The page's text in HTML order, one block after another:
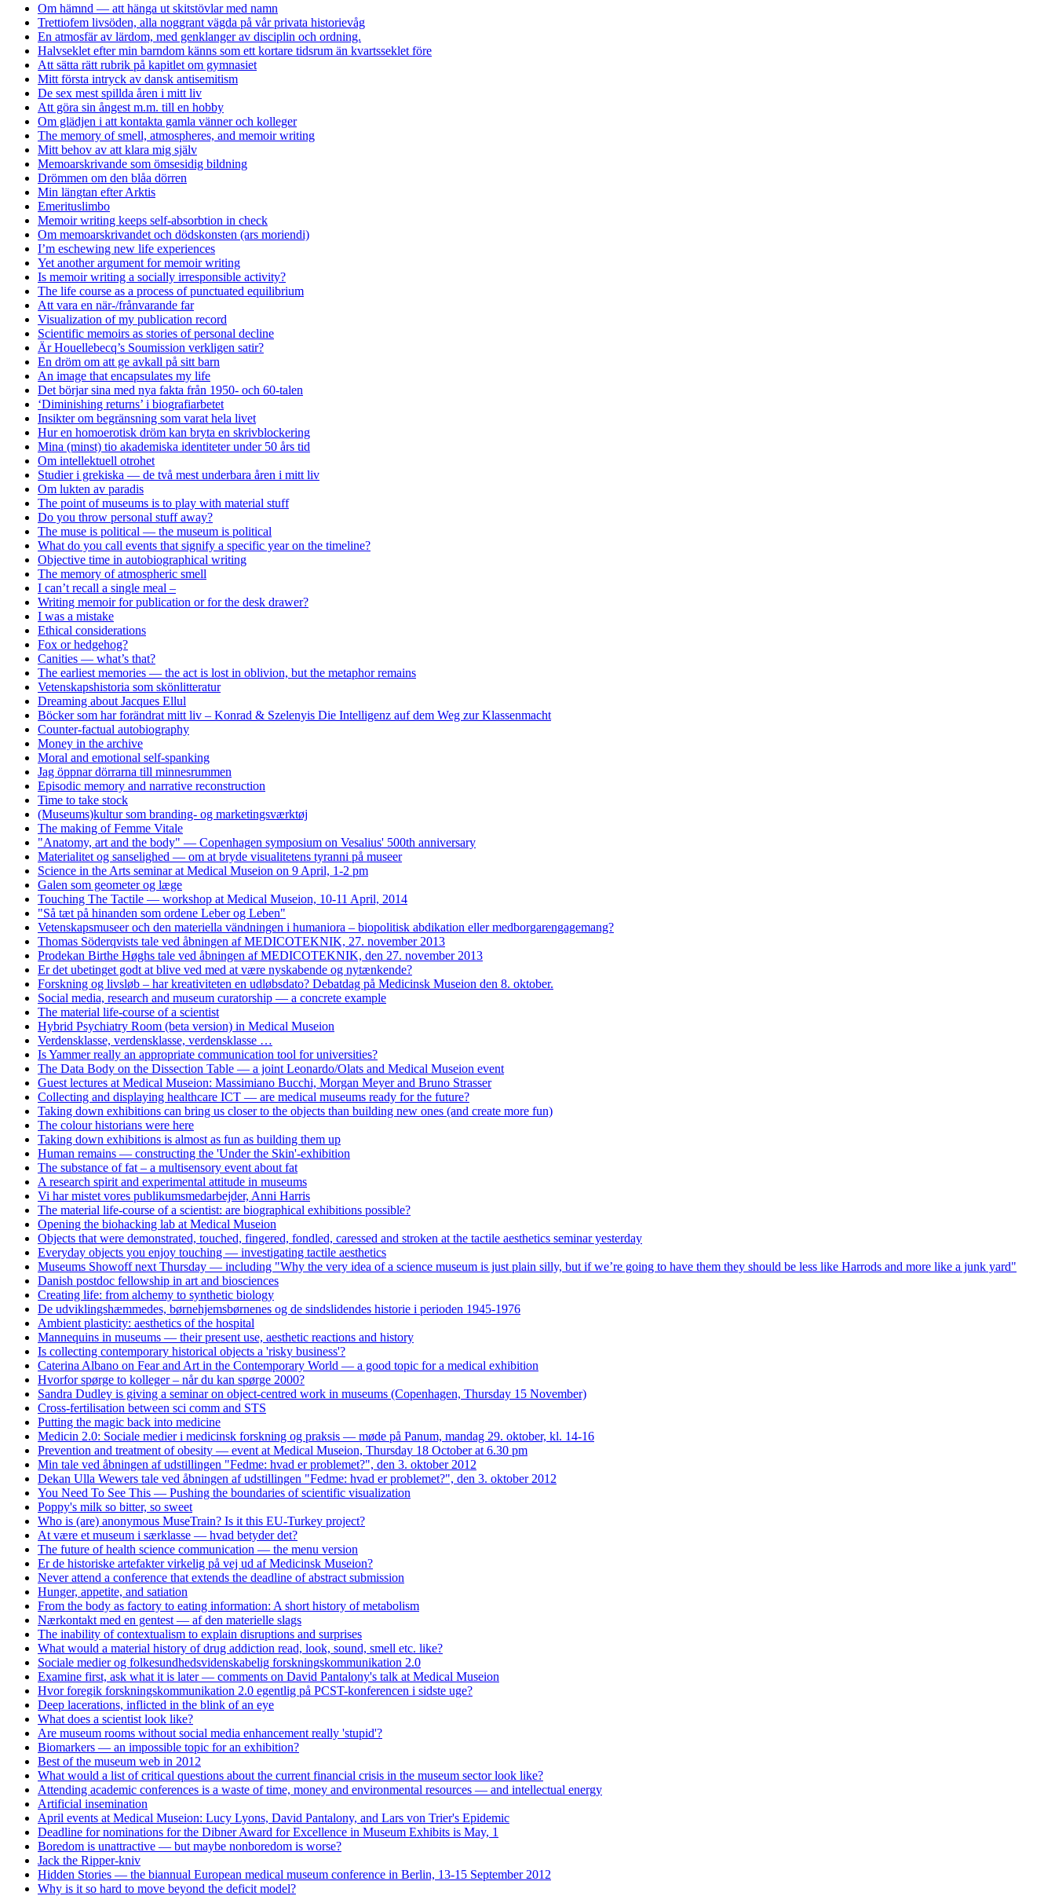
Om hämnd — att hänga ut skitstövlar med namn
Trettiofem livsöden, alla noggrant vägda på vår privata historievåg
En atmosfär av lärdom, med genklanger av disciplin och ordning.
Halvseklet efter min barndom känns som ett kortare tidsrum än kvartsseklet före
Att sätta rätt rubrik på kapitlet om gymnasiet
Mitt första intryck av dansk antisemitism
De sex mest spillda åren i mitt liv
Att göra sin ångest m.m. till en hobby
Om glädjen i att kontakta gamla vänner och kolleger
The memory of smell, atmospheres, and memoir writing
Mitt behov av att klara mig själv
Memoarskrivande som ömsesidig bildning
Drömmen om den blåa dörren
Min längtan efter Arktis
Emerituslimbo
Memoir writing keeps self-absorbtion in check
Om memoarskrivandet och dödskonsten (ars moriendi)
I’m eschewing new life experiences
Yet another argument for memoir writing
Is memoir writing a socially irresponsible activity?
The life course as a process of punctuated equilibrium
Att vara en när-/frånvarande far
Visualization of my publication record
Scientific memoirs as stories of personal decline
Är Houellebecq’s Soumission verkligen satir?
En dröm om att ge avkall på sitt barn
An image that encapsulates my life
Det börjar sina med nya fakta från 1950- och 60-talen
‘Diminishing returns’ i biografiarbetet
Insikter om begränsning som varat hela livet
Hur en homoerotisk dröm kan bryta en skrivblockering
Mina (minst) tio akademiska identiteter under 50 års tid
Om intellektuell otrohet
Studier i grekiska — de två mest underbara åren i mitt liv
Om lukten av paradis
The point of museums is to play with material stuff
Do you throw personal stuff away?
The muse is political — the museum is political
What do you call events that signify a specific year on the timeline?
Objective time in autobiographical writing
The memory of atmospheric smell
I can’t recall a single meal –
Writing memoir for publication or for the desk drawer?
I was a mistake
Ethical considerations
Fox or hedgehog?
Canities — what’s that?
The earliest memories — the act is lost in oblivion, but the metaphor remains
Vetenskapshistoria som skönlitteratur
Dreaming about Jacques Ellul
Böcker som har forändrat mitt liv – Konrad & Szelenyis Die Intelligenz auf dem Weg zur Klassenmacht
Counter-factual autobiography
Money in the archive
Moral and emotional self-spanking
Jag öppnar dörrarna till minnesrummen
Episodic memory and narrative reconstruction
Time to take stock
(Museums)kultur som branding- og marketingsværktøj
The making of Femme Vitale
"Anatomy, art and the body" — Copenhagen symposium on Vesalius' 500th anniversary
Materialitet og sanselighed — om at bryde visualitetens tyranni på museer
Science in the Arts seminar at Medical Museion on 9 April, 1-2 pm
Galen som geometer og læge
Touching The Tactile — workshop at Medical Museion, 10-11 April, 2014
"Så tæt på hinanden som ordene Leber og Leben"
Vetenskapsmuseer och den materiella vändningen i humaniora – biopolitisk abdikation eller medborgarengagemang?
Thomas Söderqvists tale ved åbningen af MEDICOTEKNIK, 27. november 2013
Prodekan Birthe Høghs tale ved åbningen af MEDICOTEKNIK, den 27. november 2013
Er det ubetinget godt at blive ved med at være nyskabende og nytænkende?
Forskning og livsløb – har kreativiteten en udløbsdato? Debatdag på Medicinsk Museion den 8. oktober.
Social media, research and museum curatorship — a concrete example
The material life-course of a scientist
Hybrid Psychiatry Room (beta version) in Medical Museion
Verdensklasse, verdensklasse, verdensklasse …
Is Yammer really an appropriate communication tool for universities?
The Data Body on the Dissection Table — a joint Leonardo/Olats and Medical Museion event
Guest lectures at Medical Museion: Massimiano Bucchi, Morgan Meyer and Bruno Strasser
Collecting and displaying healthcare ICT — are medical museums ready for the future?
Taking down exhibitions can bring us closer to the objects than building new ones (and create more fun)
The colour historians were here
Taking down exhibitions is almost as fun as building them up
Human remains — constructing the 'Under the Skin'-exhibition
The substance of fat – a multisensory event about fat
A research spirit and experimental attitude in museums
Vi har mistet vores publikumsmedarbejder, Anni Harris
The material life-course of a scientist: are biographical exhibitions possible?
Opening the biohacking lab at Medical Museion
Objects that were demonstrated, touched, fingered, fondled, caressed and stroken at the tactile aesthetics seminar yesterday
Everyday objects you enjoy touching — investigating tactile aesthetics
Museums Showoff next Thursday — including "Why the very idea of a science museum is just plain silly, but if we’re going to have them they should be less like Harrods and more like a junk yard"
Danish postdoc fellowship in art and biosciences
Creating life: from alchemy to synthetic biology
De udviklingshæmmedes, børnehjemsbørnenes og de sindslidendes historie i perioden 1945-1976
Ambient plasticity: aesthetics of the hospital
Mannequins in museums — their present use, aesthetic reactions and history
Is collecting contemporary historical objects a 'risky business'?
Caterina Albano on Fear and Art in the Contemporary World — a good topic for a medical exhibition
Hvorfor spørge to kolleger – når du kan spørge 2000?
Sandra Dudley is giving a seminar on object-centred work in museums (Copenhagen, Thursday 15 November)
Cross-fertilisation between sci comm and STS
Putting the magic back into medicine
Medicin 2.0: Sociale medier i medicinsk forskning og praksis — møde på Panum, mandag 29. oktober, kl. 14-16
Prevention and treatment of obesity — event at Medical Museion, Thursday 18 October at 6.30 pm
Min tale ved åbningen af udstillingen "Fedme: hvad er problemet?", den 3. oktober 2012
Dekan Ulla Wewers tale ved åbningen af udstillingen "Fedme: hvad er problemet?", den 3. oktober 2012
You Need To See This — Pushing the boundaries of scientific visualization
Poppy's milk so bitter, so sweet
Who is (are) anonymous MuseTrain? Is it this EU-Turkey project?
At være et museum i særklasse — hvad betyder det?
The future of health science communication — the menu version
Er de historiske artefakter virkelig på vej ud af Medicinsk Museion?
Never attend a conference that extends the deadline of abstract submission
Hunger, appetite, and satiation
From the body as factory to eating information: A short history of metabolism
Nærkontakt med en gentest — af den materielle slags
The inability of contextualism to explain disruptions and surprises
What would a material history of drug addiction read, look, sound, smell etc. like?
Sociale medier og folkesundhedsvidenskabelig forskningskommunikation 2.0
Examine first, ask what it is later — comments on David Pantalony's talk at Medical Museion
Hvor foregik forskningskommunikation 2.0 egentlig på PCST-konferencen i sidste uge?
Deep lacerations, inflicted in the blink of an eye
What does a scientist look like?
Are museum rooms without social media enhancement really 'stupid'?
Biomarkers — an impossible topic for an exhibition?
Best of the museum web in 2012
What would a list of critical questions about the current financial crisis in the museum sector look like?
Attending academic conferences is a waste of time, money and environmental resources — and intellectual energy
Artificial insemination
April events at Medical Museion: Lucy Lyons, David Pantalony, and Lars von Trier's Epidemic
Deadline for nominations for the Dibner Award for Excellence in Museum Exhibits is May, 1
Boredom is unattractive — but maybe nonboredom is worse?
Jack the Ripper-kniv
Hidden Stories — the biannual European medical museum conference in Berlin, 13-15 September 2012
Why is it so hard to move beyond the deficit model?